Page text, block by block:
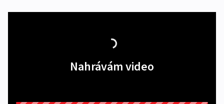
Nahrávám video